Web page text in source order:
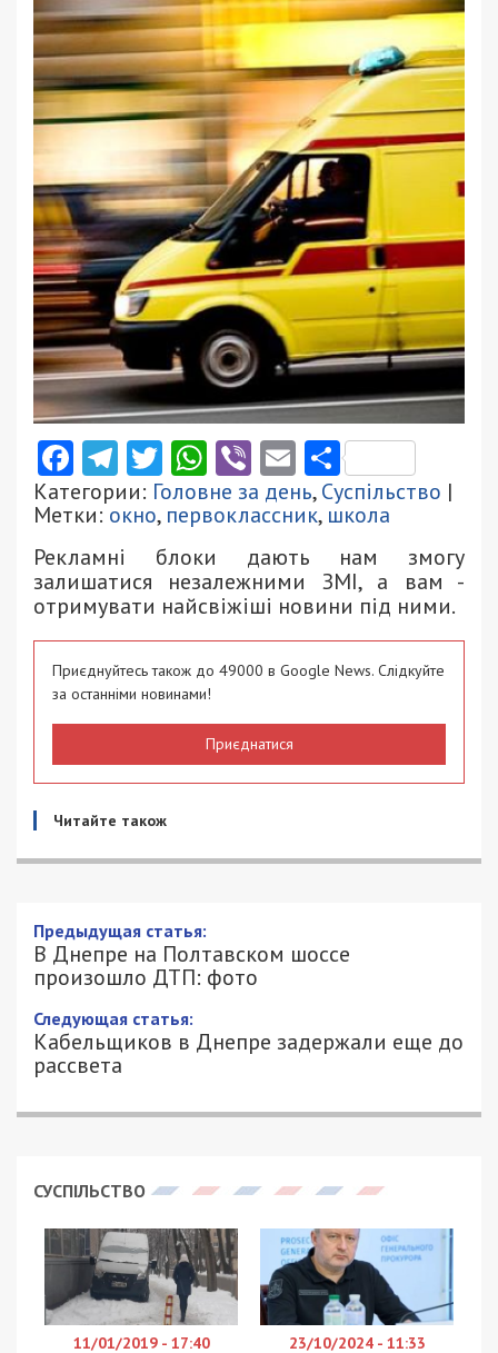
Facebook
Telegram
Twitter
WhatsApp
ViberEmail
Категории: Головне за день,Суспільство |
Метки: окно, первоклассник, школа
Рекламні блоки дають нам змогу
залишатися незалежними ЗМІ, а вам -
отримувати найсвіжіші новини під ними.
Приєднуйтесь також до 49000 в Google News. Слідкуйте
за останніми новинами!
Приєднатися
Читайте також
В Днепре на Полтавском шоссе
произошло ДТП: фото
19/09/2018 - 9:59
ЕКАТЕРИНА ОХОТНИК - СПЕЦИАЛЬНО
ДЛЯ 49000.COM.UA
3542
19 сентября в 8:40 в Днепре на пресечении
Об этом стало известно из чата Viber Движ
водителей-Днепра
Дорожно – транспортное происшествие
случилось около 9 утра. Участниками стали
Жигули, за рулем которых сидела девушка, и
автомобиль Dacia Logan с двумя пассажирами.